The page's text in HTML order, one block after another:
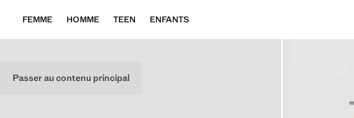
Passer au contenu principal
FEMME HOMME TEEN ENFANTS